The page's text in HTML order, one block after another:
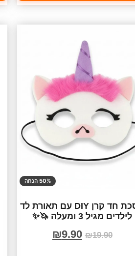
50% הנחה
מסכת חד קרן DIY עם תאורת לד
לילדים מגיל 3 ומעלה 🦄✨
₪19.90
₪9.90